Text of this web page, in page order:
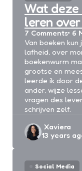
Wat deze
leren
7 Comments 6
Van boeken
lafheid, over
boekenwurm
grootse en
leerde ik door
ander, wijze
vragen des
schrijven zelf.
Posted
by
Xaviera
13 years
Social Media